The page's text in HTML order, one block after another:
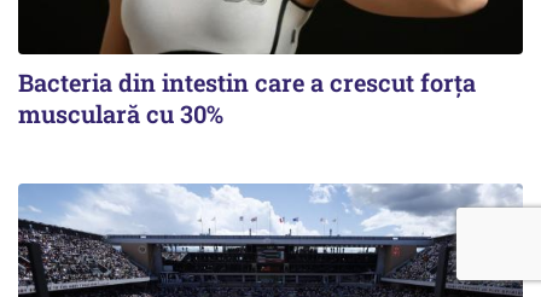
Bacteria din intestin care a crescut forța
musculară cu 30%